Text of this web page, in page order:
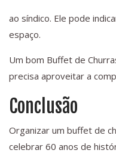
ao síndico. Ele pode
espaço.
Um bom Buffet de
precisa aproveitar a
Conclusão
Organizar um buffet de
celebrar 60 anos de